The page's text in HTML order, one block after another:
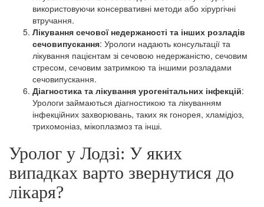
використовуючи консервативні методи або хірургічні
втручання.
Лікування сечової недержаності та інших розладів
сечовипускання: Урологи надають консультації та
лікування пацієнтам зі сечовою недержаністю, сечовим
стресом, сечовим затримкою та іншими розладами
сечовипускання.
Діагностика та лікування урогенітальних інфекцій:
Урологи займаються діагностикою та лікуванням
інфекційних захворювань, таких як гонорея, хламідіоз,
трихомоніаз, мікоплазмоз та інші.
Уролог у Лодзі: У яких
випадках варто звернутися до
лікаря?